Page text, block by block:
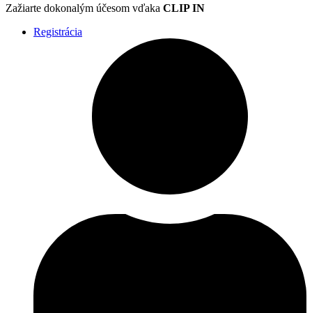
Zažiarte dokonalým účesom vďaka CLIP IN
Registrácia